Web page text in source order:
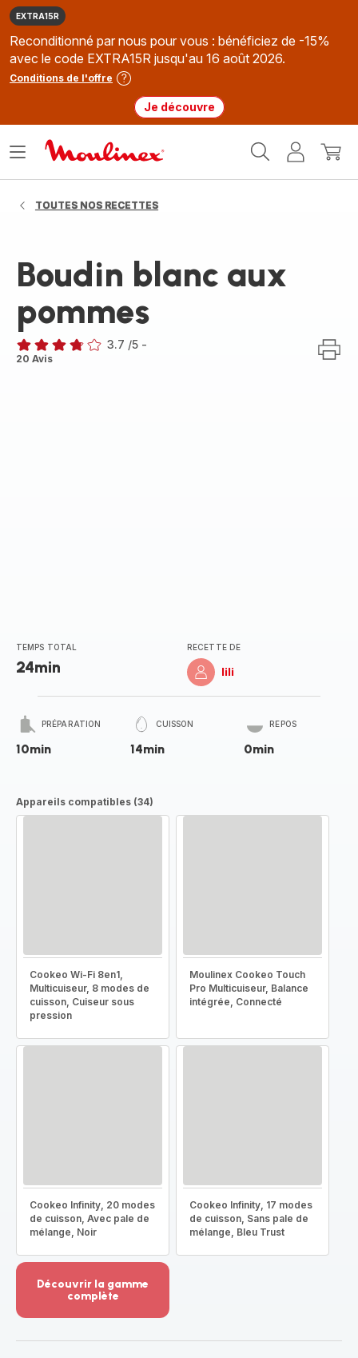
EXTRA15R
Reconditionné par nous pour vous : bénéficiez de -15%
avec le code EXTRA15R jusqu'au 16 août 2026.
Conditions de l'offre
Je découvre
MonMon
Ouvrir
TOUTES NOS RECETTES
Boudin blanc aux
pommes
ratings.3.7
3.7 /5 -
20 Avis
TEMPS TOTAL
24min
RECETTE DE
lili
PRÉPARATION
10min
CUISSON
14min
REPOS
0min
Appareils compatibles (34)
Cookeo Wi-Fi 8en1,
Multicuiseur, 8 modes de
cuisson, Cuiseur sous
pression
Moulinex Cookeo Touch
Pro Multicuiseur, Balance
intégrée, Connecté
Cookeo Infinity, 20 modes
de cuisson, Avec pale de
mélange, Noir
Cookeo Infinity, 17 modes
de cuisson, Sans pale de
mélange, Bleu Trust
Découvrir la gamme
complète
-